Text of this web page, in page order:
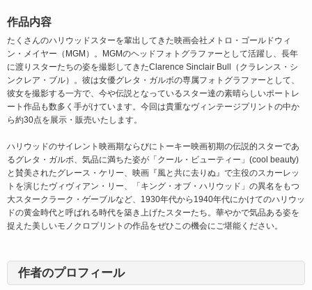
作品内容
たくさんのハリウッドスターを輩出してきた映画会社メトロ・ゴールドウィ
ン・メイヤー（MGM）。MGMのヘッドフォトグラファーとして活躍し、長年
に渡りスターたちの姿を撮影してきたClarence Sinclair Bull（クラレンス・シ
ンクレア・ブル）。彼は女優グレタ・ガルボの専属フォトグラファーとして、
彼女を撮影する一方で、今や伝説となっているスター達の素晴らしいポートレ
ート作品も数多く手がけています。今回は貴重なヴィンテージプリントの中か
ら約30点を展示・販売いたします。
ハリウッドのサイレント映画期ならびにトーキー映画初期の伝説的スターであ
るグレタ・ガルボ、気品に満ちた姿が「クール・ビューティー」(cool beauty)
と賛美されたグレース・ケリー、映画『風と共に去りぬ』で主役のスカーレッ
トを演じたヴィヴィアン・リー、「キング・オブ・ハリウッド」の異名をもつ
大スタークラーク・ゲーブルなど、1930年代から1940年代にかけてのハリウッ
ドの黄金時代と呼ばれる時代を築き上げたスターたち。華やかで気品ある姿を
捉えた美しいモノクロプリントの作品をぜひこの機会にご堪能ください。
作者のプロフィール